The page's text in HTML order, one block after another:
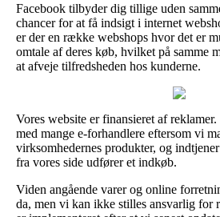
Facebook tilbyder dig tillige uden
chancer for at få indsigt i internet
er der en række webshops hvor det er
omtale af deres køb, hvilket på samme
at afveje tilfredsheden hos kunderne.
Vores website er finansieret af
med mange e-forhandlere eftersom vi
virksomhedernes produkter, og
fra vores side udfører et indkøb.
Viden angående varer og online
da, men vi kan ikke stilles ansvarlig for